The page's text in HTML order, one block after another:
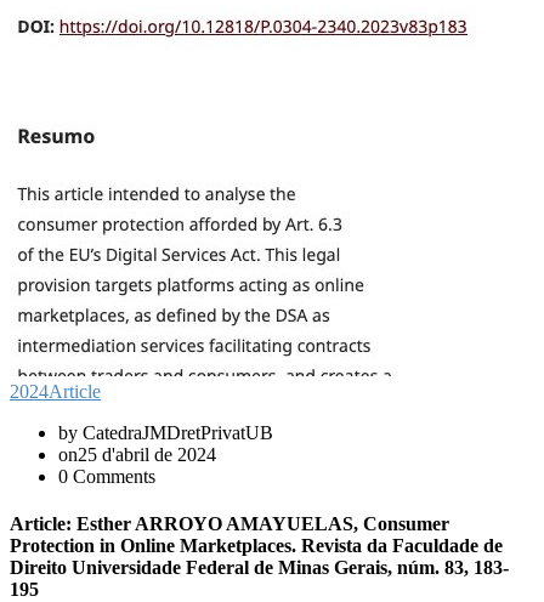
2024Article
by CatedraJMDretPrivatUB
on25 d'abril de 2024
0 Comments
Article: Esther ARROYO AMAYUELAS, Consumer
Protection in Online Marketplaces. Revista da Faculdade de
Direito Universidade Federal de Minas Gerais, núm. 83, 183-
195